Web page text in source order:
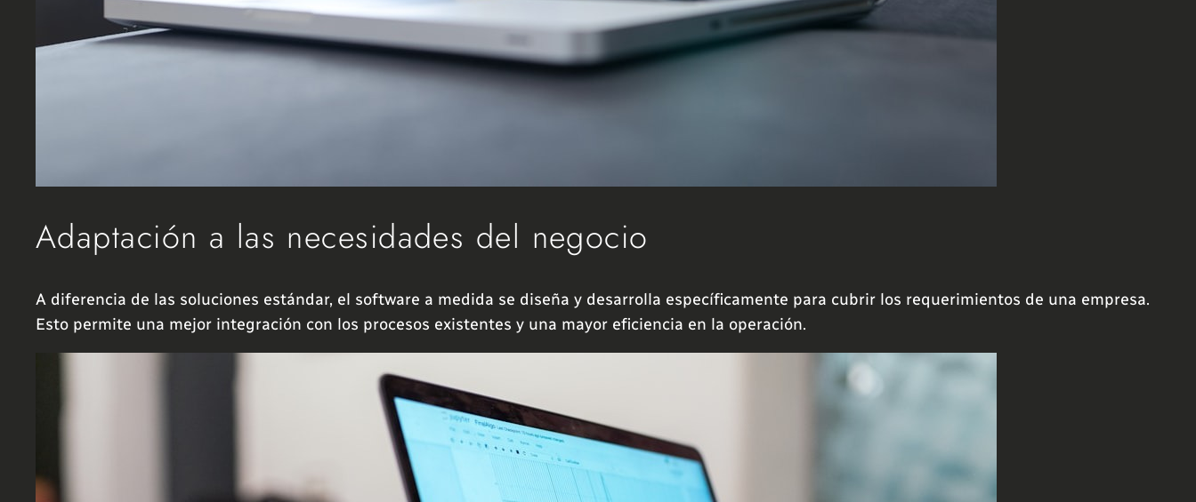
Adaptación a las necesidades del negocio
A diferencia de las soluciones estándar, el software a medida se diseña y desarrolla específicamente para cubrir los requerimientos de una empresa.
Esto permite una mejor integración con los procesos existentes y una mayor eficiencia en la operación.